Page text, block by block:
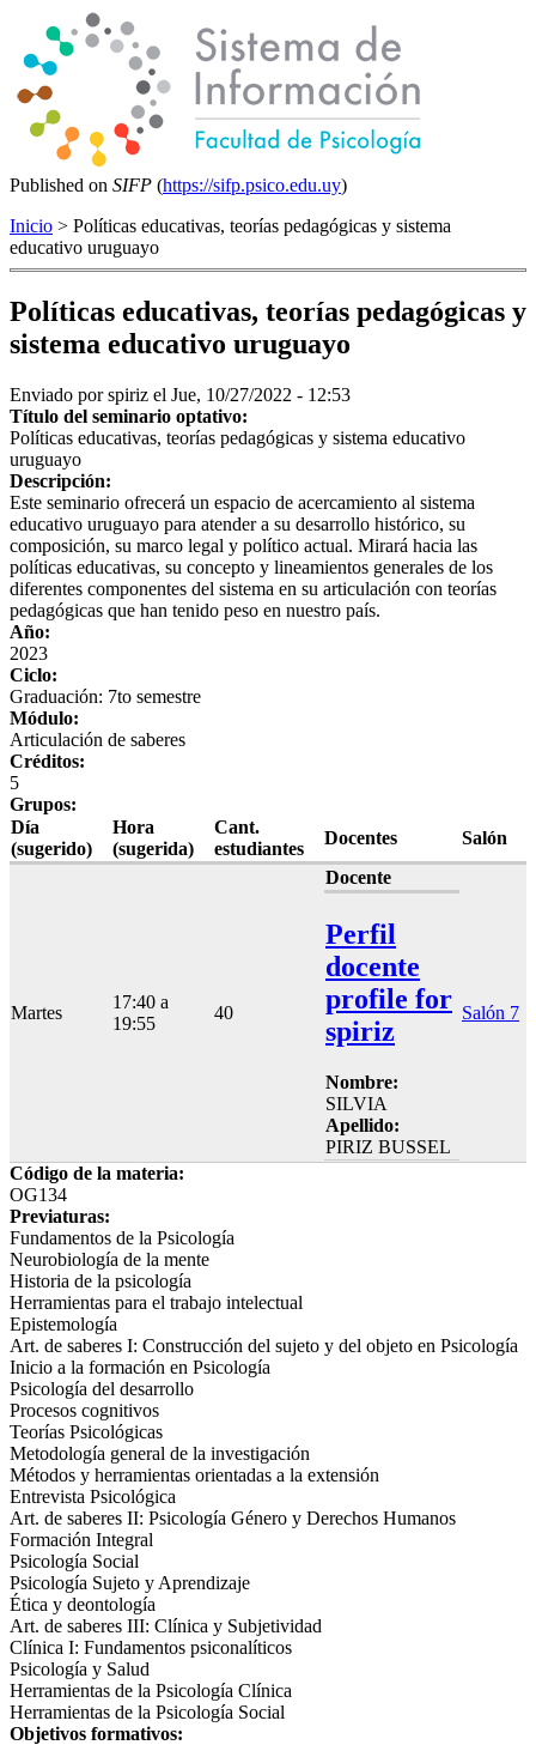
Published on SIFP (https://sifp.psico.edu.uy)
Inicio > Políticas educativas, teorías pedagógicas y sistema
educativo uruguayo
Políticas educativas, teorías pedagógicas y
sistema educativo uruguayo
Enviado porspiriz el Jue, 10/27/2022 - 12:53
Título del seminario optativo:
Políticas educativas, teorías pedagógicas y sistema educativo
uruguayo
Descripción:
Este seminario ofrecerá un espacio de acercamiento al sistema
educativo uruguayo para atender a su desarrollo histórico, su
composición, su marco legal y político actual. Mirará hacia las
políticas educativas, su concepto y lineamientos generales de los
diferentes componentes del sistema en su articulación con teorías
pedagógicas que han tenido peso en nuestro país.
Año:
2023
Ciclo:
Graduación: 7to semestre
Módulo:
Articulación de saberes
Créditos:
5
Grupos:
Día
(sugerido)
Hora
(sugerida)
Cant.
estudiantes
Docentes Salón
Martes
17:40 a
19:55
40
Docente
Perfil
docente
profile for
spiriz
Nombre:
SILVIA
Apellido:
PIRIZ BUSSEL
Salón 7
Código de la materia:
OG134
Previaturas:
Fundamentos de la Psicología
Neurobiología de la mente
Historia de la psicología
Herramientas para el trabajo intelectual
Epistemología
Art. de saberes I: Construcción del sujeto y del objeto en Psicología
Inicio a la formación en Psicología
Psicología del desarrollo
Procesos cognitivos
Teorías Psicológicas
Metodología general de la investigación
Métodos y herramientas orientadas a la extensión
Entrevista Psicológica
Art. de saberes II: Psicología Género y Derechos Humanos
Formación Integral
Psicología Social
Psicología Sujeto y Aprendizaje
Ética y deontología
Art. de saberes III: Clínica y Subjetividad
Clínica I: Fundamentos psiconalíticos
Psicología y Salud
Herramientas de la Psicología Clínica
Herramientas de la Psicología Social
Objetivos formativos: